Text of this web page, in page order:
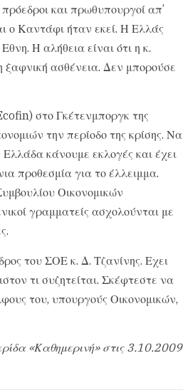
και πρωθυπουργοί απ’
ο Καντάφι ήταν εκεί. Η Ελλάς
Η αλήθεια είναι ότι η κ.
ασθένεια. Δεν μπορούσε
στο Γκέτενμποργκ της
την περίοδο της κρίσης. Να
κάνουμε εκλογές και έχει
προθεσμία για το έλλειμμα.
Οικονομικών
γραμματείς ασχολούνται με
του ΣΟΕ κ. Δ. Τζανίνης. Εχει
τι συζητείται. Σκέφτεστε να
του, υπουργούς Οικονομικών,
«Καθημερινή» στις 3.10.2009